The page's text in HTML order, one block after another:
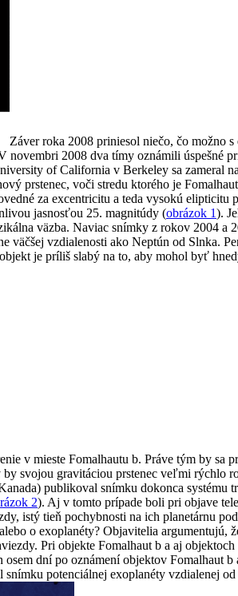
Záver roka 2008 priniesol niečo, čo možno
2008 dva tímy oznámili úspešné
of California v Berkeley sa zameral
prstenec, voči stredu ktorého je
za excentricitu a teda vysokú
jasnosťou 25. magnitúdy (obrázok 1).
väzba. Naviac snímky z rokov 2004
väčšej vzdialenosti ako Neptún od Slnka.
je príliš slabý na to, aby mohol byť
v mieste Fomalhautu b. Práve tým by sa
by svojou gravitáciou prstenec veľmi
publikoval snímku dokonca
2). Aj v tomto prípade boli pri objave
istý tieň pochybnosti na ich planetárnu
o exoplanéty? Objavitelia
Pri objekte Fomalhaut b a aj
dní po oznámení objektov Fomalhaut
potenciálnej exoplanéty vzdialenej